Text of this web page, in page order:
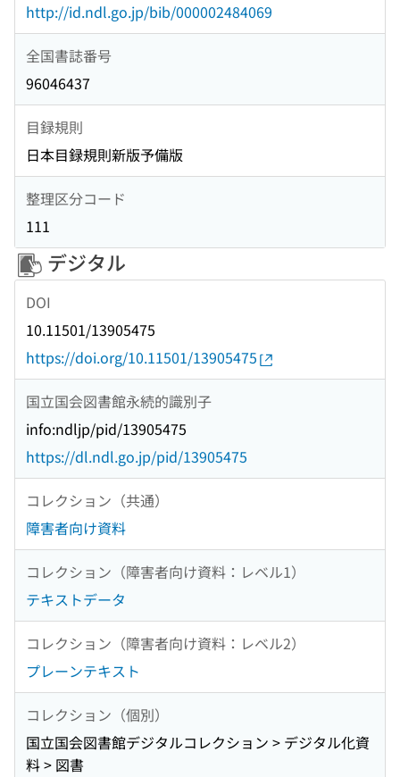
http://id.ndl.go.jp/bib/000002484069
全国書誌番号
96046437
目録規則
日本目録規則新版予備版
整理区分コード
111
デジタル
DOI
10.11501/13905475
https://doi.org/10.11501/13905475
国立国会図書館永続的識別子
info:ndljp/pid/13905475
https://dl.ndl.go.jp/pid/13905475
コレクション（共通）
障害者向け資料
コレクション（障害者向け資料：レベル1）
テキストデータ
コレクション（障害者向け資料：レベル2）
プレーンテキスト
コレクション（個別）
国立国会図書館デジタルコレクション > デジタル化資
料 > 図書